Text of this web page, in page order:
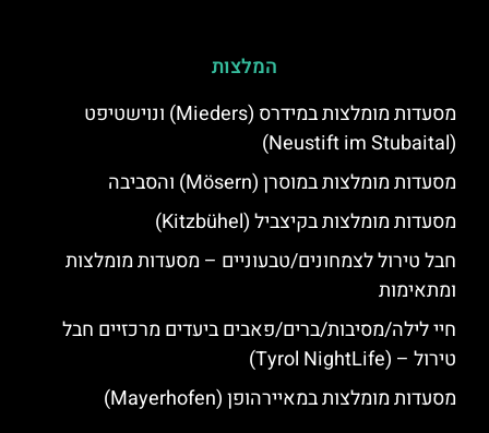
המלצות
מסעדות מומלצות במידרס (Mieders) ונוישטיפט
(Neustift im Stubaital)
מסעדות מומלצות במוסרן (Mösern) והסביבה
מסעדות מומלצות בקיצביל (Kitzbühel)
חבל טירול לצמחונים/טבעוניים – מסעדות מומלצות
ומתאימות
חיי לילה/מסיבות/ברים/פאבים ביעדים מרכזיים חבל
טירול – (Tyrol NightLife)
מסעדות מומלצות במאיירהופן (Mayerhofen)